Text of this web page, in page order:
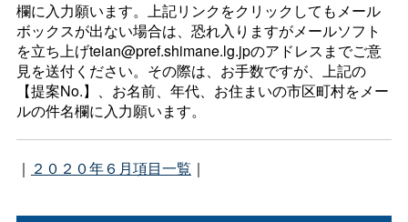
欄に入力願います。上記リンクをクリックしてもメール
ボックスが出ない場合は、恐れ入りますがメールソフト
を立ち上げteian@pref.shimane.lg.jpのアドレスまでご意
見を送付ください。その際は、お手数ですが、上記の
【提案No.】、お名前、年代、お住まいの市区町村をメー
ルの件名欄に入力願います。
｜ ２０２０年６月項目一覧 ｜